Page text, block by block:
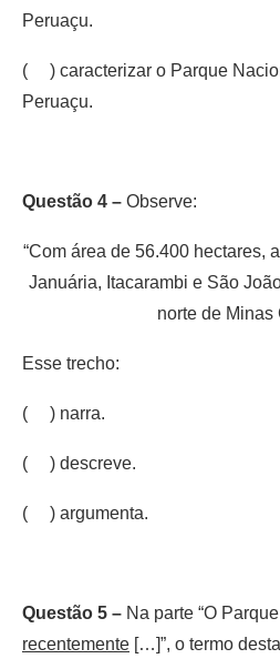
Peruaçu.
( ) caracterizar o Parque
Peruaçu.
Questão 4 – Observe:
“Com área de 56.400 hectares,
Januária, Itacarambi e São
norte de Minas
Esse trecho:
( ) narra.
( ) descreve.
( ) argumenta.
Questão 5 – Na parte “O
recentemente […]”, o termo